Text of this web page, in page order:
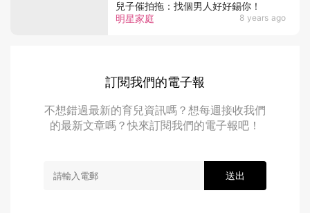
明星家庭 8 years ago
兒子催拍拖：找個男人好好錫你！
訂閱我們的電子報
不想錯過最新的育兒資訊嗎？想每週接收我們
的最新文章嗎？快來訂閱我們的電子報吧！
送出